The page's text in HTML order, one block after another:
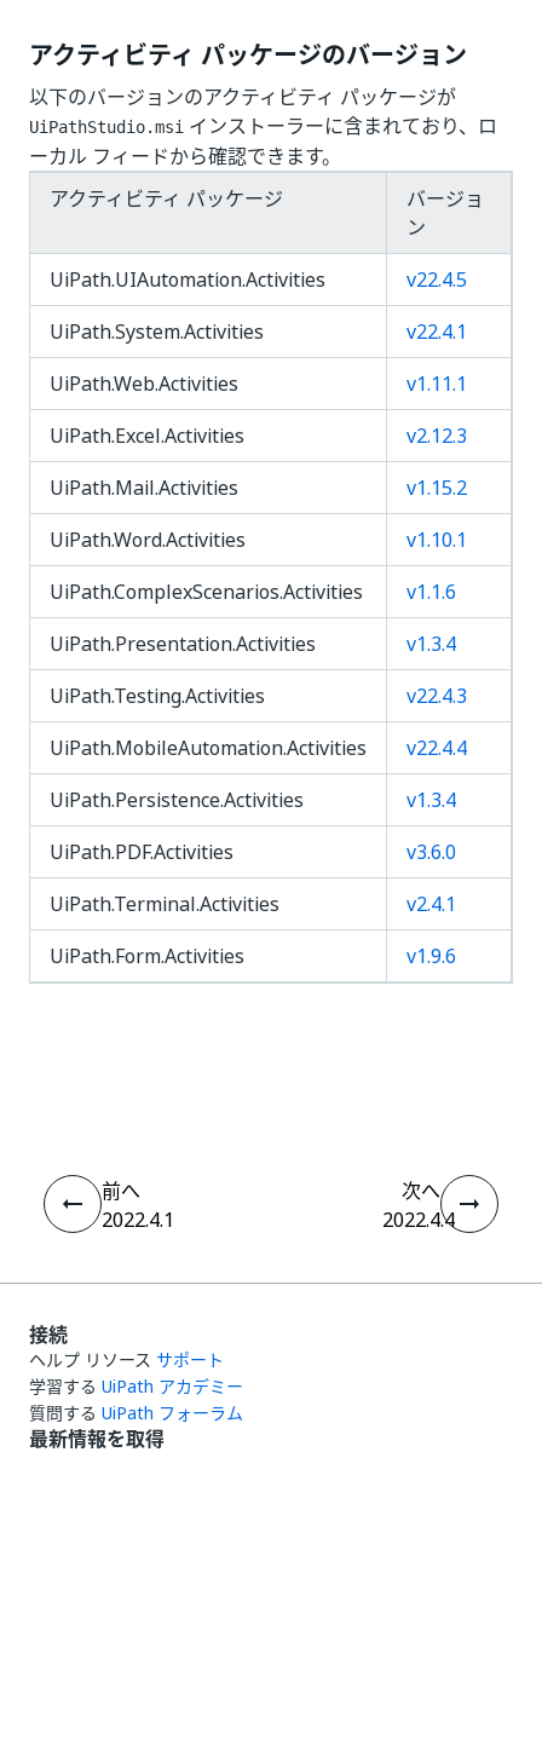
アクティビティ パッケージのバージョン
以下のバージョンのアクティビティ パッケージが
UiPathStudio.msi インストーラーに含まれており、ロ
ーカル フィードから確認できます。
アクティビティ パッケージ
バージョ
ン
UiPath.UIAutomation.Activities
v22.4.5
UiPath.System.Activities
v22.4.1
UiPath.Web.Activities
v1.11.1
UiPath.Excel.Activities
v2.12.3
UiPath.Mail.Activities
v1.15.2
UiPath.Word.Activities
v1.10.1
UiPath.ComplexScenarios.Activities
v1.1.6
UiPath.Presentation.Activities
v1.3.4
UiPath.Testing.Activities
v22.4.3
UiPath.MobileAutomation.Activities
v22.4.4
UiPath.Persistence.Activities
v1.3.4
UiPath.PDF.Activities
v3.6.0
UiPath.Terminal.Activities
v2.4.1
UiPath.Form.Activities
v1.9.6
前へ
2022.4.1
次へ
2022.4.4
接続
ヘルプ リソース サポート
学習する UiPath アカデミー
質問する UiPath フォーラム
最新情報を取得